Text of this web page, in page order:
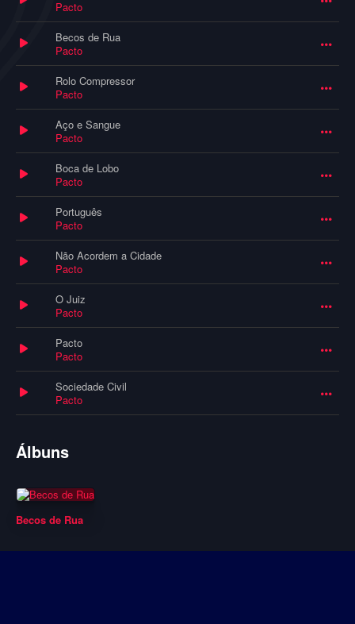
Pacto
Becos de Rua
Pacto
Rolo Compressor
Pacto
Aço e Sangue
Pacto
Boca de Lobo
Pacto
Português
Pacto
Não Acordem a Cidade
Pacto
O Juiz
Pacto
Pacto
Pacto
Sociedade Civil
Pacto
Álbuns
Becos de Rua